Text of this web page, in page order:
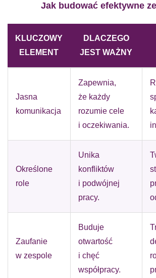
Jak budować efektywne
KLUCZOWY
ELEMENT
DLACZEGO
JEST WAŻNY
Jasna
komunikacja
Zapewnia,
że każdy
rozumie cele
i oczekiwania.
Określone
role
Unika
konfliktów
i podwójnej
pracy.
Zaufanie
w zespole
Buduje
otwartość
i chęć
współpracy.